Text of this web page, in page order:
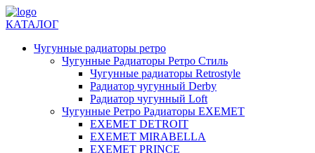
КАТАЛОГ
Чугунные радиаторы ретро
Чугунные Радиаторы Ретро Стиль
Чугунные радиаторы Retrostyle
Радиатор чугунный Derby
Радиатор чугунный Loft
Чугунные Ретро Радиаторы EXEMET
EXEMET DETROIT
EXEMET MIRABELLA
EXEMET PRINCE